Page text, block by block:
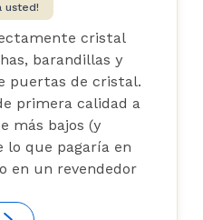
usted!
cristal
barandillas y
puertas de cristal.
primera calidad a
más bajos (y
lo que pagaría en
en un revendedor